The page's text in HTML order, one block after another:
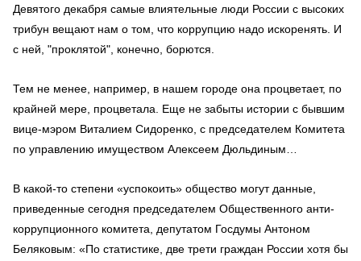
Девятого декабря самые влиятельные люди России с высоких
трибун вещают нам о том, что коррупцию надо искоренять. И
с ней, "проклятой", конечно, борются.
Тем не менее, например, в нашем городе она процветает, по
крайней мере, процветала. Еще не забыты истории с бывшим
вице-мэром Виталием Сидоренко, с председателем Комитета
по управлению имуществом Алексеем Дюльдиным…
В какой-то степени «успокоить» общество могут данные,
приведенные сегодня председателем Общественного анти-
коррупционного комитета, депутатом Госдумы Антоном
Беляковым: «По статистике, две трети граждан России хотя бы